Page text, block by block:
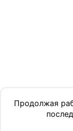
Продолжая